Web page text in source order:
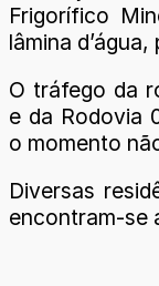
Frigorífico
lâmina
O tráfego da
e da Rodovia
o momento
Diversas
encontram-se